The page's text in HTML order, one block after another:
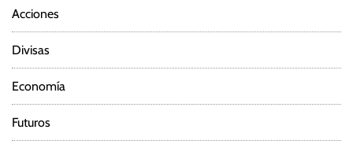
e
n
t
r
Acciones
Divisas
Economía
Futuros